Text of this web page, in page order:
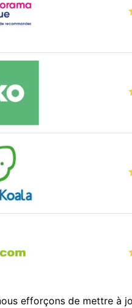
efforçons de mettre à